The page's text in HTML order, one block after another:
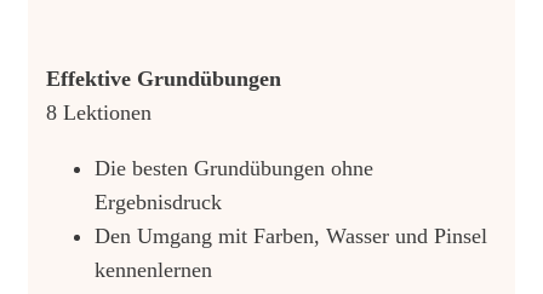
Effektive Grundübungen
8 Lektionen
Die besten Grundübungen ohne
Ergebnisdruck
Den Umgang mit Farben, Wasser und Pinsel
kennenlernen